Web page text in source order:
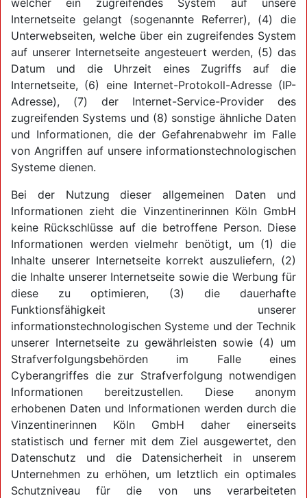
welcher ein zugreifendes System auf unsere
Internetseite gelangt (sogenannte Referrer), (4) die
Unterwebseiten, welche über ein zugreifendes System
auf unserer Internetseite angesteuert werden, (5) das
Datum und die Uhrzeit eines Zugriffs auf die
Internetseite, (6) eine Internet-Protokoll-Adresse (IP-
Adresse), (7) der Internet-Service-Provider des
zugreifenden Systems und (8) sonstige ähnliche Daten
und Informationen, die der Gefahrenabwehr im Falle
von Angriffen auf unsere informationstechnologischen
Systeme dienen.
Bei der Nutzung dieser allgemeinen Daten und
Informationen zieht die Vinzentinerinnen Köln GmbH
keine Rückschlüsse auf die betroffene Person. Diese
Informationen werden vielmehr benötigt, um (1) die
Inhalte unserer Internetseite korrekt auszuliefern, (2)
die Inhalte unserer Internetseite sowie die Werbung für
diese zu optimieren, (3) die dauerhafte
Funktionsfähigkeit unserer
informationstechnologischen Systeme und der Technik
unserer Internetseite zu gewährleisten sowie (4) um
Strafverfolgungsbehörden im Falle eines
Cyberangriffes die zur Strafverfolgung notwendigen
Informationen bereitzustellen. Diese anonym
erhobenen Daten und Informationen werden durch die
Vinzentinerinnen Köln GmbH daher einerseits
statistisch und ferner mit dem Ziel ausgewertet, den
Datenschutz und die Datensicherheit in unserem
Unternehmen zu erhöhen, um letztlich ein optimales
Schutzniveau für die von uns verarbeiteten